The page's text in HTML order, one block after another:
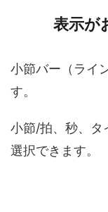
表示が
小節バー（ライ
す。
小節/拍、秒、
選択できます。